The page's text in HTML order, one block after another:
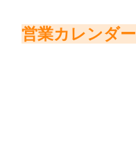
営業カレンダー